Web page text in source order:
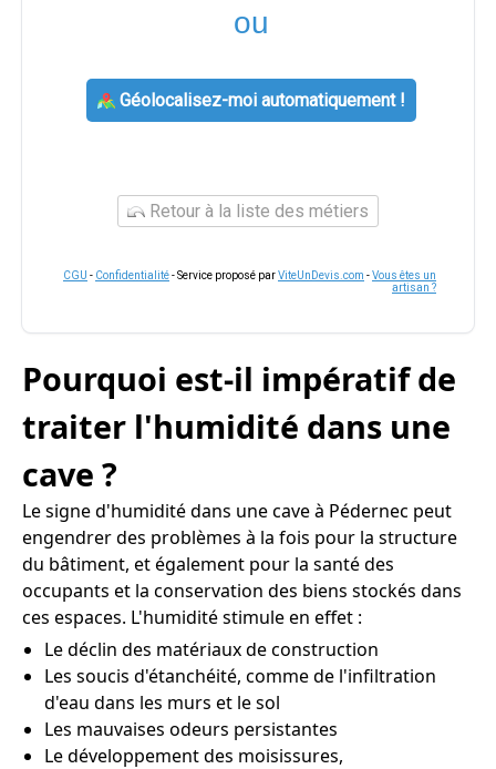
ou
Géolocalisez-moi automatiquement !
Retour à la liste des métiers
CGU - Confidentialité- Service proposé parViteUnDevis.com -Vous êtes un
artisan ?
Pourquoi est-il impératif de
traiter l'humidité dans une
cave ?
Le signe d'humidité dans une cave à Pédernec peut
engendrer des problèmes à la fois pour la structure
du bâtiment, et également pour la santé des
occupants et la conservation des biens stockés dans
ces espaces. L'humidité stimule en effet :
Le déclin des matériaux de construction
Les soucis d'étanchéité, comme de l'infiltration
d'eau dans les murs et le sol
Les mauvaises odeurs persistantes
Le développement des moisissures,